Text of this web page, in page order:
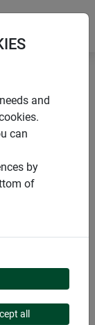
and
can
by
of
all